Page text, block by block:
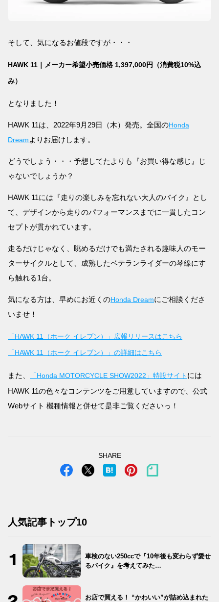
そして、気になるお値段ですが・・・
HAWK 11｜メーカー希望小売価格 1,397,000円（消費税10%込
み）
となりました！
HAWK 11は、2022年9月29日（木）発売。全国のHonda
Dreamよりお届けします。
どうでしょう・・・予想してたよりも『お買い得な感じ』じ
ゃないでしょうか？
HAWK 11には『走りの楽しみを忘れない大人のバイク』とし
て、デザインから走りのパフォーマンスまでに一貫したコン
セプトが貫かれています。
走るだけじゃなく、眺めるだけでも満たされる趣味人のモー
ターサイクルとして、成熟したベテランライダーの琴線にす
ら触れる1台。
気になる方は、早めにお近くのHonda Dreamにご相談くださ
いませ！
「HAWK 11（ホーク イレブン）」広報リリースはこちら
「HAWK 11（ホーク イレブン）」の詳細はこちら
また、 「Honda MOTORCYCLE SHOW2022」特設サイト には
HAWK 11の色々なコンテンツをご用意していますので、公式
Webサイト 機種情報と併せて是非ご覧くださいっ！
SHARE
人気記事トップ10
車検のない250ccで『10年後も変わらず愛せ
るバイク』を考えてみた…
お店で買える！ “かわいい”が詰め込まれた